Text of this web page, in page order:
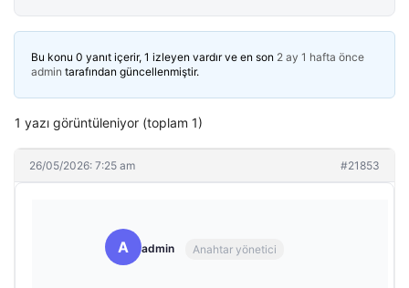
Bu konu 0 yanıt içerir, 1 izleyen vardır ve en son 2 ay 1 hafta önce
admin tarafından güncellenmiştir.
1 yazı görüntüleniyor (toplam 1)
26/05/2026: 7:25 am #21853
A admin Anahtar yönetici